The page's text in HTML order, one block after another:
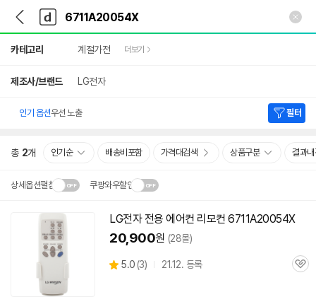
다
나
와
가
기
다
와
메
인
카테고리 계절가전 더보기
제조사/브랜드 LG전자
인기 옵션우선 노출 필터
총 2개 인기순 배송비포함 가격대검색 상품구분 결과
상세옵션펼침 쿠팡와우할인
설치 환경·지역에 따라
배송·설치비가 달라집니다.
기
LG전자 전용 에어컨 리모컨 6711A20054X
20,900원 (28몰)
별
5.0 (상
3) 21.12. 등록
관